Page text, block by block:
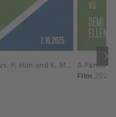
keyboard_arrow_right
A. Krunic and A. Danilina vs. P. Hon and K. Muchova Match Highlights - BEIJING_Capital Group Diamond ( October 02, 2025)
Film 2026